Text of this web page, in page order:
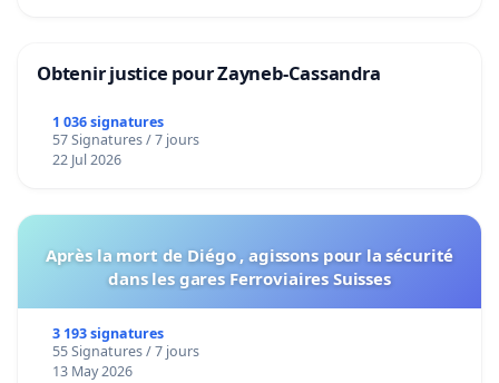
Obtenir justice pour Zayneb-Cassandra
1 036 signatures
57 Signatures / 7 jours
22 Jul 2026
Après la mort de Diégo , agissons pour la sécurité
dans les gares Ferroviaires Suisses
3 193 signatures
55 Signatures / 7 jours
13 May 2026